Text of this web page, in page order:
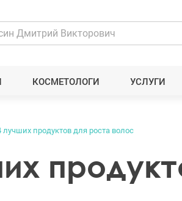
КОСМЕТОЛОГИ УСЛУГИ
лучших продуктов для роста волос